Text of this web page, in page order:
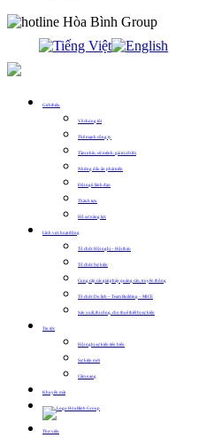
Giới thiệu
Về chúng tôi
Thế mạnh công ty
Tầm nhìn, sứ mệnh, giá trị cốt lõi
Những dấu ấn phát triển
Đội ngũ lãnh đạo
Thành tựu
Hồ sơ năng lực
Lĩnh vực hoạt động
Tổ chức Hội nghị – Hội thảo
Tổ chức Sự kiện
Cung cấp các giải pháp quảng cáo, truyền thông
Tổ chức Du lịch – Team Building – MICE
Sản xuất, thi công, cho thuê thiết bị sự kiện
Tin tức
Hội nghị sự kiện tiêu biểu
Sự kiện mới
Cẩm nang
Khuyến mãi
Thư viện